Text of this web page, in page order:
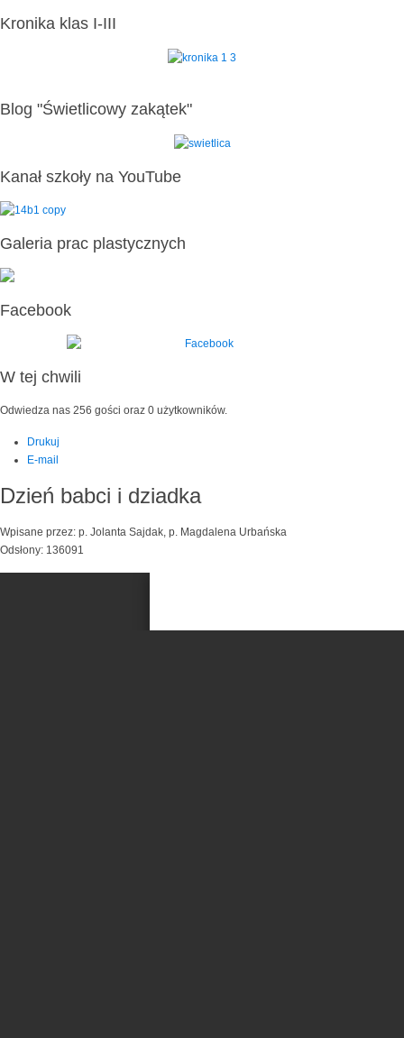
Kronika klas I-III
Blog "Świetlicowy zakątek"
Kanał szkoły na YouTube
Galeria prac plastycznych
Facebook
W tej chwili
Odwiedza nas 256 gości oraz 0 użytkowników.
Drukuj
E-mail
Dzień babci i dziadka
Wpisane przez: p. Jolanta Sajdak, p. Magdalena Urbańska
Odsłony: 136091